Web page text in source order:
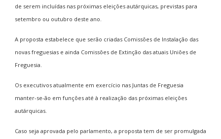
de serem incluídas nas próximas eleições autárquicas, previstas para
setembro ou outubro deste ano.
A proposta estabelece que serão criadas Comissões de Instalação das
novas freguesias e ainda Comissões de Extinção das atuais Uniões de
Freguesia.
Os executivos atualmente em exercício nas Juntas de Freguesia
manter-se-ão em funções até à realização das próximas eleições
autárquicas.
Caso seja aprovada pelo parlamento, a proposta tem de ser promulgada